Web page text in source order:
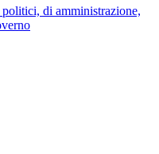
di amministrazione,